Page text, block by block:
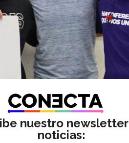
nuestro
noticias: